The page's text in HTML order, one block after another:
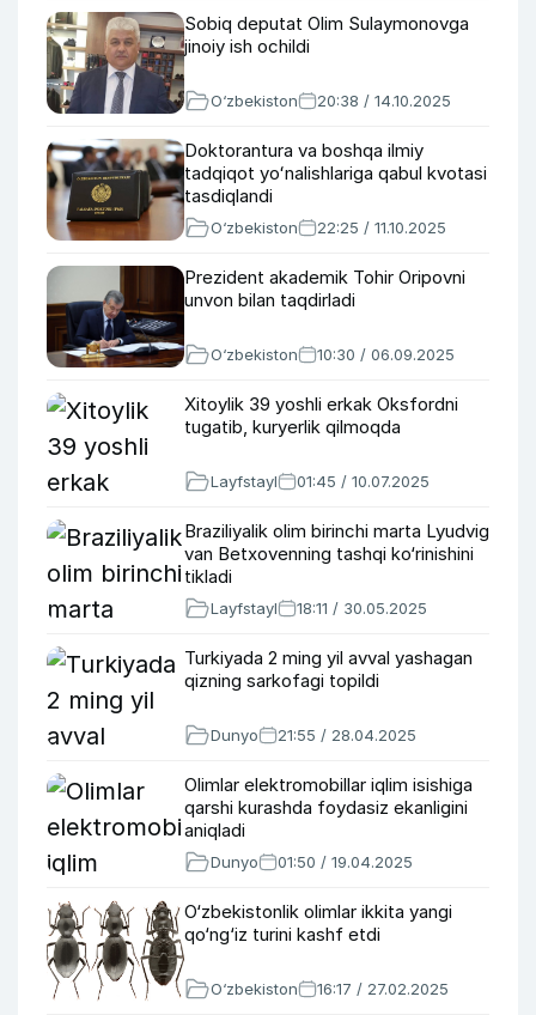
Sobiq deputat Olim Sulaymonovga
jinoiy ish ochildi
O‘zbekiston 20:38 / 14.10.2025
Doktorantura va boshqa ilmiy
tadqiqot yoʻnalishlariga qabul kvotasi
tasdiqlandi
O‘zbekiston 22:25 / 11.10.2025
Prezident akademik Tohir Oripovni
unvon bilan taqdirladi
O‘zbekiston 10:30 / 06.09.2025
Xitoylik 39 yoshli erkak Oksfordni
tugatib, kuryerlik qilmoqda
Layfstayl 01:45 / 10.07.2025
Braziliyalik olim birinchi marta Lyudvig
van Betxovenning tashqi ko‘rinishini
tikladi
Layfstayl 18:11 / 30.05.2025
Turkiyada 2 ming yil avval yashagan
qizning sarkofagi topildi
Dunyo 21:55 / 28.04.2025
Olimlar elektromobillar iqlim isishiga
qarshi kurashda foydasiz ekanligini
aniqladi
Dunyo 01:50 / 19.04.2025
O‘zbekistonlik olimlar ikkita yangi
qo‘ng‘iz turini kashf etdi
O‘zbekiston 16:17 / 27.02.2025